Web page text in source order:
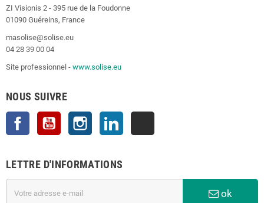
ZI Visionis 2 - 395 rue de la Foudonne
01090 Guéreins, France
masolise@solise.eu
04 28 39 00 04
Site professionnel - www.solise.eu
NOUS SUIVRE
Facebook YouTube Instagram
LETTRE D'INFORMATIONS
ok